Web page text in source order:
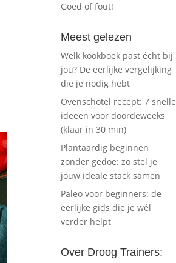
Goed of fout!
Meest gelezen
Welk kookboek past écht bij
jou? De eerlijke vergelijking
die je nodig hebt
Ovenschotel recept: 7 snelle
ideeën voor doordeweeks
(klaar in 30 min)
Plantaardig beginnen
zonder gedoe: zo stel je
jouw ideale stack samen
Paleo voor beginners: de
eerlijke gids die je wél
verder helpt
Over Droog Trainers: